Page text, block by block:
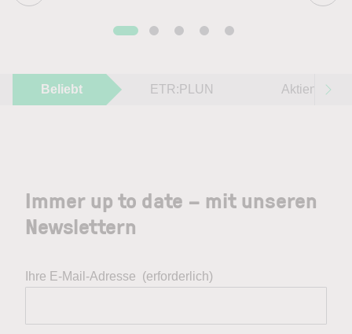
Beliebt ETR:PLUN Aktien im
Immer up to date – mit unseren
Newslettern
Ihre E-Mail-Adresse (erforderlich)